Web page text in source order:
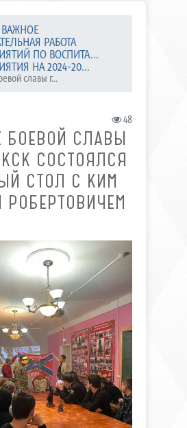
ВАЖНОЕ
РАБОТА
ПО ВОСПИТА...
НА 2024-20...
славы г...
48
БОЕВОЙ СЛАВЫ
СОСТОЯЛСЯ
СТОЛ С КИМ
РОБЕРТОВИЧЕМ